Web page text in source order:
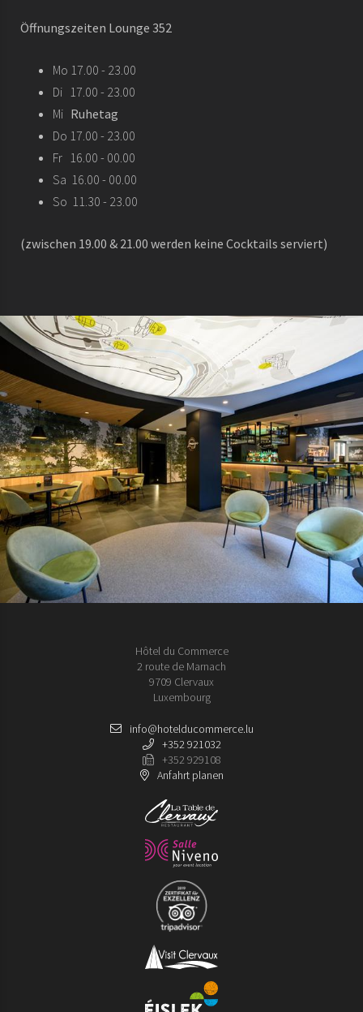
Öffnungszeiten Lounge 352
Mo 17.00 - 23.00
Di 17.00 - 23.00
Mi Ruhetag
Do 17.00 - 23.00
Fr 16.00 - 00.00
Sa 16.00 - 00.00
So 11.30 - 23.00
(zwischen 19.00 & 21.00 werden keine Cocktails serviert)
Hôtel du Commerce
2 route de Marnach
9709 Clervaux
Luxembourg
info@hotelducommerce.lu
+352 921032
+352 929108
Anfahrt planen